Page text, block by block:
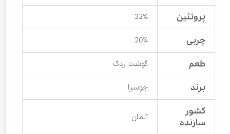
پروتئین 32%
چربی 20%
طعم گوشت اردک
برند جوسرا
کشور
سازنده
آلمان